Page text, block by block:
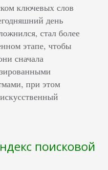
ключевых слов
день
стал более
этапе, чтобы
сначала
при этом
поисковой